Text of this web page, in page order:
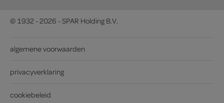
© 1932 - 2026 - SPAR Holding B.V.
algemene voorwaarden
privacyverklaring
cookiebeleid